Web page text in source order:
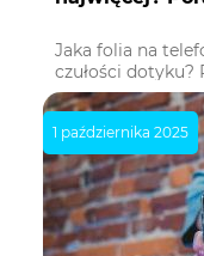
Jaka folia na
czułości dotyku?
3mk i wybierz
rytmu.
1 października 2025